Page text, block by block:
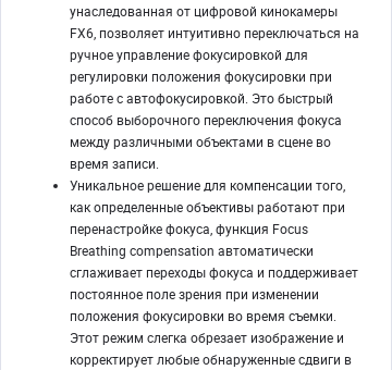
унаследованная от цифровой кинокамеры
FX6, позволяет интуитивно переключаться на
ручное управление фокусировкой для
регулировки положения фокусировки при
работе с автофокусировкой. Это быстрый
способ выборочного переключения фокуса
между различными объектами в сцене во
время записи.
Уникальное решение для компенсации того,
как определенные объективы работают при
перенастройке фокуса, функция Focus
Breathing compensation автоматически
сглаживает переходы фокуса и поддерживает
постоянное поле зрения при изменении
положения фокусировки во время съемки.
Этот режим слегка обрезает изображение и
корректирует любые обнаруженные сдвиги в